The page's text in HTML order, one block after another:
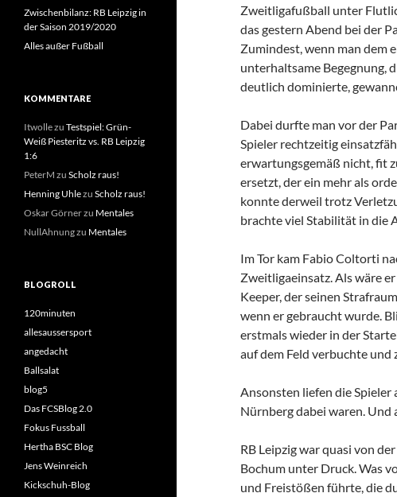
Zweitligafußball unter
das gestern Abend bei der
Zumindest, wenn man dem
unterhaltsame Begegnung,
deutlich dominierte,
Dabei durfte man vor der
Spieler rechtzeitig
erwartungsgemäß nicht, fit
ersetzt, der ein mehr als
konnte derweil trotz
brachte viel Stabilität in die
Im Tor kam Fabio Coltorti
Zweitligaeinsatz. Als wäre
Keeper, der seinen
wenn er gebraucht wurde.
erstmals wieder in der
auf dem Feld verbuchte
Ansonsten liefen die Spieler
Nürnberg dabei waren.
RB Leipzig war quasi von
Bochum unter Druck. Was
und Freistößen führte, die
Zwischenbilanz: RB Leipzig in
der Saison 2019/2020
Alles außer Fußball
KOMMENTARE
Itwollezu Testspiel: Grün-
Weiß Piesteritz vs. RB Leipzig
1:6
PeterM zu Scholz raus!
Henning Uhlezu Scholz raus!
Oskar Görnerzu Mentales
NullAhnungzu Mentales
BLOGROLL
120minuten
allesaussersport
angedacht
Ballsalat
blog5
Das FCSBlog 2.0
Fokus Fussball
Hertha BSC Blog
Jens Weinreich
Kickschuh-Blog